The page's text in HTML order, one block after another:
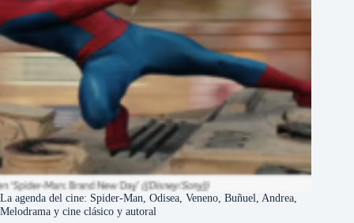
La agenda del cine: Spider-Man, Odisea, Veneno, Buñuel, Andrea,
Melodrama y cine clásico y autoral